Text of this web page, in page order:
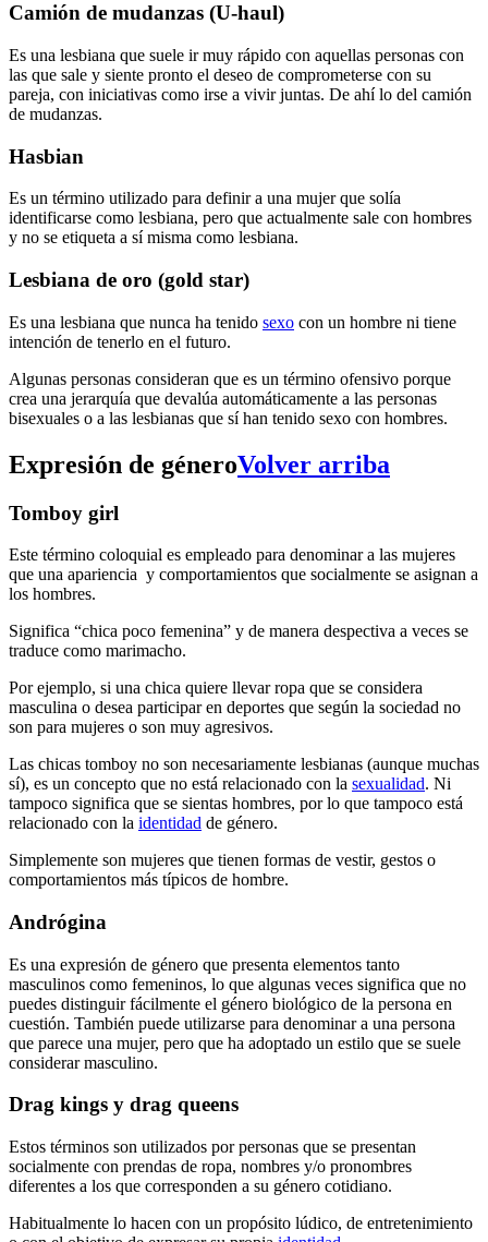
Camión de mudanzas (U-haul)
Es una lesbiana que suele ir muy rápido con aquellas personas con
las que sale y siente pronto el deseo de comprometerse con su
pareja, con iniciativas como irse a vivir juntas. De ahí lo del camión
de mudanzas.
Hasbian
Es un término utilizado para definir a una mujer que solía
identificarse como lesbiana, pero que actualmente sale con hombres
y no se etiqueta a sí misma como lesbiana.
Lesbiana de oro (gold star)
Es una lesbiana que nunca ha tenido sexo con un hombre ni tiene
intención de tenerlo en el futuro.
Algunas personas consideran que es un término ofensivo porque
crea una jerarquía que devalúa automáticamente a las personas
bisexuales o a las lesbianas que sí han tenido sexo con hombres.
Expresión de géneroVolver arriba
Tomboy girl
Este término coloquial es empleado para denominar a las mujeres
que una apariencia y comportamientos que socialmente se asignan a
los hombres.
Significa “chica poco femenina” y de manera despectiva a veces se
traduce como marimacho.
Por ejemplo, si una chica quiere llevar ropa que se considera
masculina o desea participar en deportes que según la sociedad no
son para mujeres o son muy agresivos.
Las chicas tomboy no son necesariamente lesbianas (aunque muchas
sí), es un concepto que no está relacionado con la sexualidad. Ni
tampoco significa que se sientas hombres, por lo que tampoco está
relacionado con la identidad de género.
Simplemente son mujeres que tienen formas de vestir, gestos o
comportamientos más típicos de hombre.
Andrógina
Es una expresión de género que presenta elementos tanto
masculinos como femeninos, lo que algunas veces significa que no
puedes distinguir fácilmente el género biológico de la persona en
cuestión. También puede utilizarse para denominar a una persona
que parece una mujer, pero que ha adoptado un estilo que se suele
considerar masculino.
Drag kings y drag queens
Estos términos son utilizados por personas que se presentan
socialmente con prendas de ropa, nombres y/o pronombres
diferentes a los que corresponden a su género cotidiano.
Habitualmente lo hacen con un propósito lúdico, de entretenimiento